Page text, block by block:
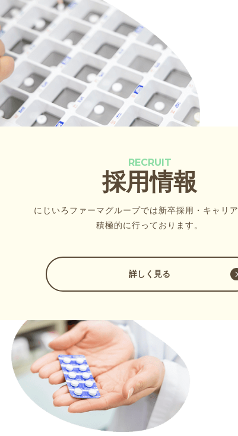
RECRUIT
採用情報
にじいろファーマグループでは新卒採用・キャリ
積極的に行っております。
詳しく見る